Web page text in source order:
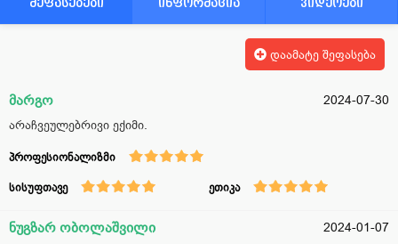
დაამატე შეფასება
მარგო
2024-07-30
არაჩვეულებრივი ექიმი.
პროფესიონალიზმი
სისუფთავე ეთიკა
ნუგზარ ობოლაშვილი
2024-01-07